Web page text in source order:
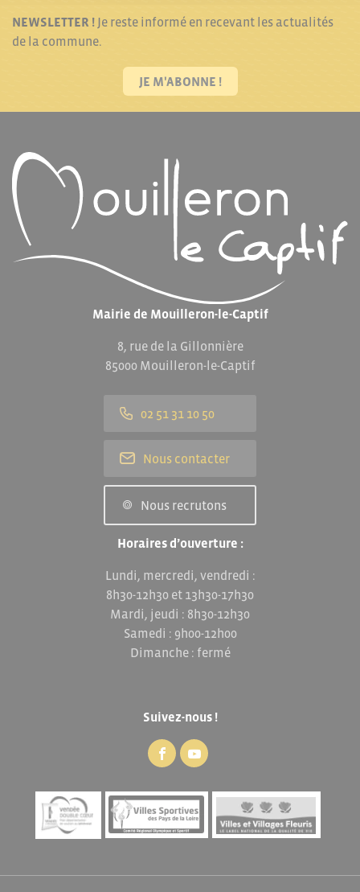
NEWSLETTER ! Je reste informé en recevant les actualités
de la commune.
JE M'ABONNE !
Mairie de Mouilleron-le-Captif
8, rue de la Gillonnière
85000 Mouilleron-le-Captif
02 51 31 10 50
Nous contacter
Nous recrutons
Horaires d’ouverture :
Lundi, mercredi, vendredi :
8h30-12h30 et 13h30-17h30
Mardi, jeudi : 8h30-12h30
Samedi : 9h00-12h00
Dimanche : fermé
Suivez-nous !